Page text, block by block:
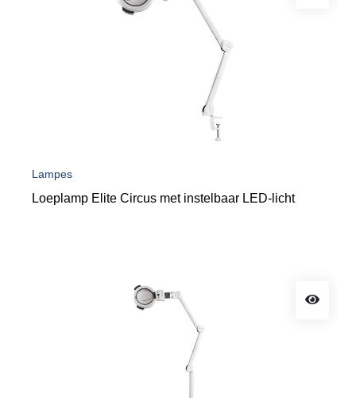
Lampes
Loeplamp Elite Circus met instelbaar LED-licht